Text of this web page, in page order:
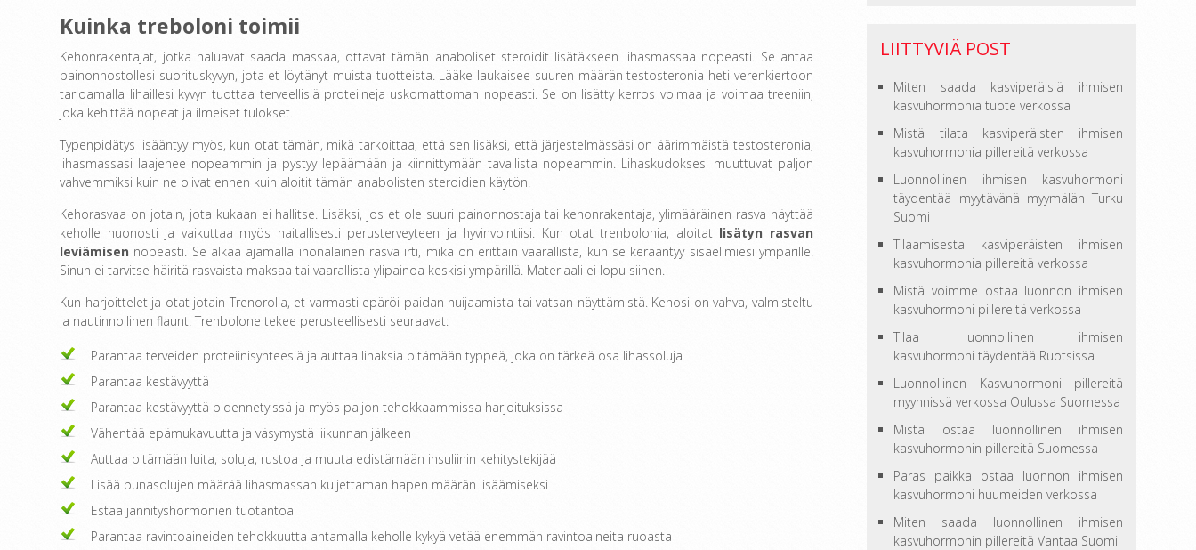
Kuinka treboloni toimii
Kehonrakentajat, jotka haluavat saada massaa, ottavat tämän anaboliset steroidit lisätäkseen lihasmassaa nopeasti. Se antaa
painonnostollesi suorituskyvyn, jota et löytänyt muista tuotteista. Lääke laukaisee suuren määrän testosteronia heti verenkiertoon
tarjoamalla lihaillesi kyvyn tuottaa terveellisiä proteiineja uskomattoman nopeasti. Se on lisätty kerros voimaa ja voimaa treeniin,
joka kehittää nopeat ja ilmeiset tulokset.
Typenpidätys lisääntyy myös, kun otat tämän, mikä tarkoittaa, että sen lisäksi, että järjestelmässäsi on äärimmäistä testosteronia,
lihasmassasi laajenee nopeammin ja pystyy lepäämään ja kiinnittymään tavallista nopeammin. Lihaskudoksesi muuttuvat paljon
vahvemmiksi kuin ne olivat ennen kuin aloitit tämän anabolisten steroidien käytön.
Kehorasvaa on jotain, jota kukaan ei hallitse. Lisäksi, jos et ole suuri painonnostaja tai kehonrakentaja, ylimääräinen rasva näyttää
keholle huonosti ja vaikuttaa myös haitallisesti perusterveyteen ja hyvinvointiisi. Kun otat trenbolonia, aloitat lisätyn rasvan
leviämisen nopeasti. Se alkaa ajamalla ihonalainen rasva irti, mikä on erittäin vaarallista, kun se kerääntyy sisäelimiesi ympärille.
Sinun ei tarvitse häiritä rasvaista maksaa tai vaarallista ylipainoa keskisi ympärillä. Materiaali ei lopu siihen.
Kun harjoittelet ja otat jotain Trenorolia, et varmasti epäröi paidan huijaamista tai vatsan näyttämistä. Kehosi on vahva, valmisteltu
ja nautinnollinen flaunt. Trenbolone tekee perusteellisesti seuraavat:
Parantaa terveiden proteiinisynteesiä ja auttaa lihaksia pitämään typpeä, joka on tärkeä osa lihassoluja
Parantaa kestävyyttä
Parantaa kestävyyttä pidennetyissä ja myös paljon tehokkaammissa harjoituksissa
Vähentää epämukavuutta ja väsymystä liikunnan jälkeen
Auttaa pitämään luita, soluja, rustoa ja muuta edistämään insuliinin kehitystekijää
Lisää punasolujen määrää lihasmassan kuljettaman hapen määrän lisäämiseksi
Estää jännityshormonien tuotantoa
Parantaa ravintoaineiden tehokkuutta antamalla keholle kykyä vetää enemmän ravintoaineita ruoasta
LIITTYVIÄ POST
Miten saada kasviperäisiä ihmisen
kasvuhormonia tuote verkossa
Mistä tilata kasviperäisten ihmisen
kasvuhormonia pillereitä verkossa
Luonnollinen ihmisen kasvuhormoni
täydentää myytävänä myymälän Turku
Suomi
Tilaamisesta kasviperäisten ihmisen
kasvuhormonia pillereitä verkossa
Mistä voimme ostaa luonnon ihmisen
kasvuhormoni pillereitä verkossa
Tilaa luonnollinen ihmisen
kasvuhormoni täydentää Ruotsissa
Luonnollinen Kasvuhormoni pillereitä
myynnissä verkossa Oulussa Suomessa
Mistä ostaa luonnollinen ihmisen
kasvuhormonin pillereitä Suomessa
Paras paikka ostaa luonnon ihmisen
kasvuhormoni huumeiden verkossa
Miten saada luonnollinen ihmisen
kasvuhormonin pillereitä Vantaa Suomi